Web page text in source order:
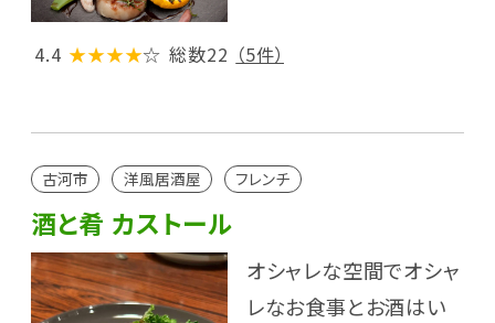
4.4 ★★★★☆ 総数22 （5件）
古河市 洋風居酒屋 フレンチ
酒と肴 カストール
オシャレな空間でオシャ
レなお食事とお酒はい